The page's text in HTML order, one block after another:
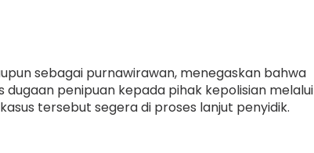
sebagai purnawirawan, menegaskan bahwa
penipuan kepada pihak kepolisian melalui
tersebut segera di proses lanjut penyidik.